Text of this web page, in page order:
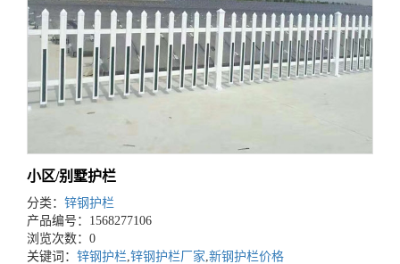
小区/别墅护栏
分类： 锌钢护栏
产品编号：1568277106
浏览次数：0
关键词： 锌钢护栏 锌钢护栏厂家 新钢护栏价格